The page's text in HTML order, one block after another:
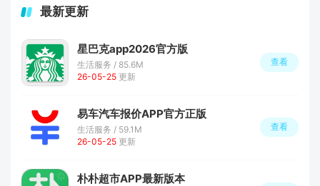
最新更新
星巴克app2026官方版
生活服务 / 85.6M
26-05-25 更新
查看
易车汽车报价APP官方正版
生活服务 / 59.1M
26-05-25 更新
查看
朴朴超市APP最新版本